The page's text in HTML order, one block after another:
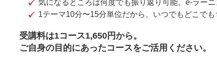
気になるところは何度でも振り返り可能。e-ラー
1テーマ10分〜15分単位だから、いつでもどこで
受講料は1コース1,650円から。
ご自身の目的にあったコースをご活用ください。